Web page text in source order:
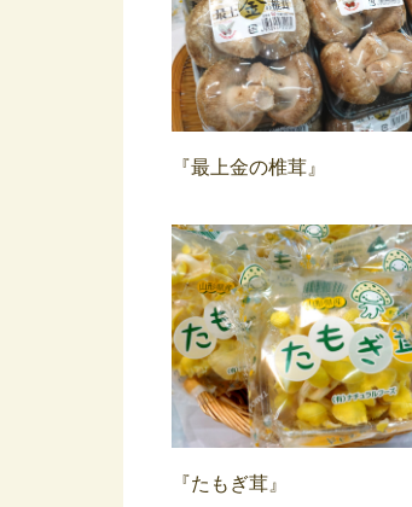
『最上金の椎茸』
『たもぎ茸』